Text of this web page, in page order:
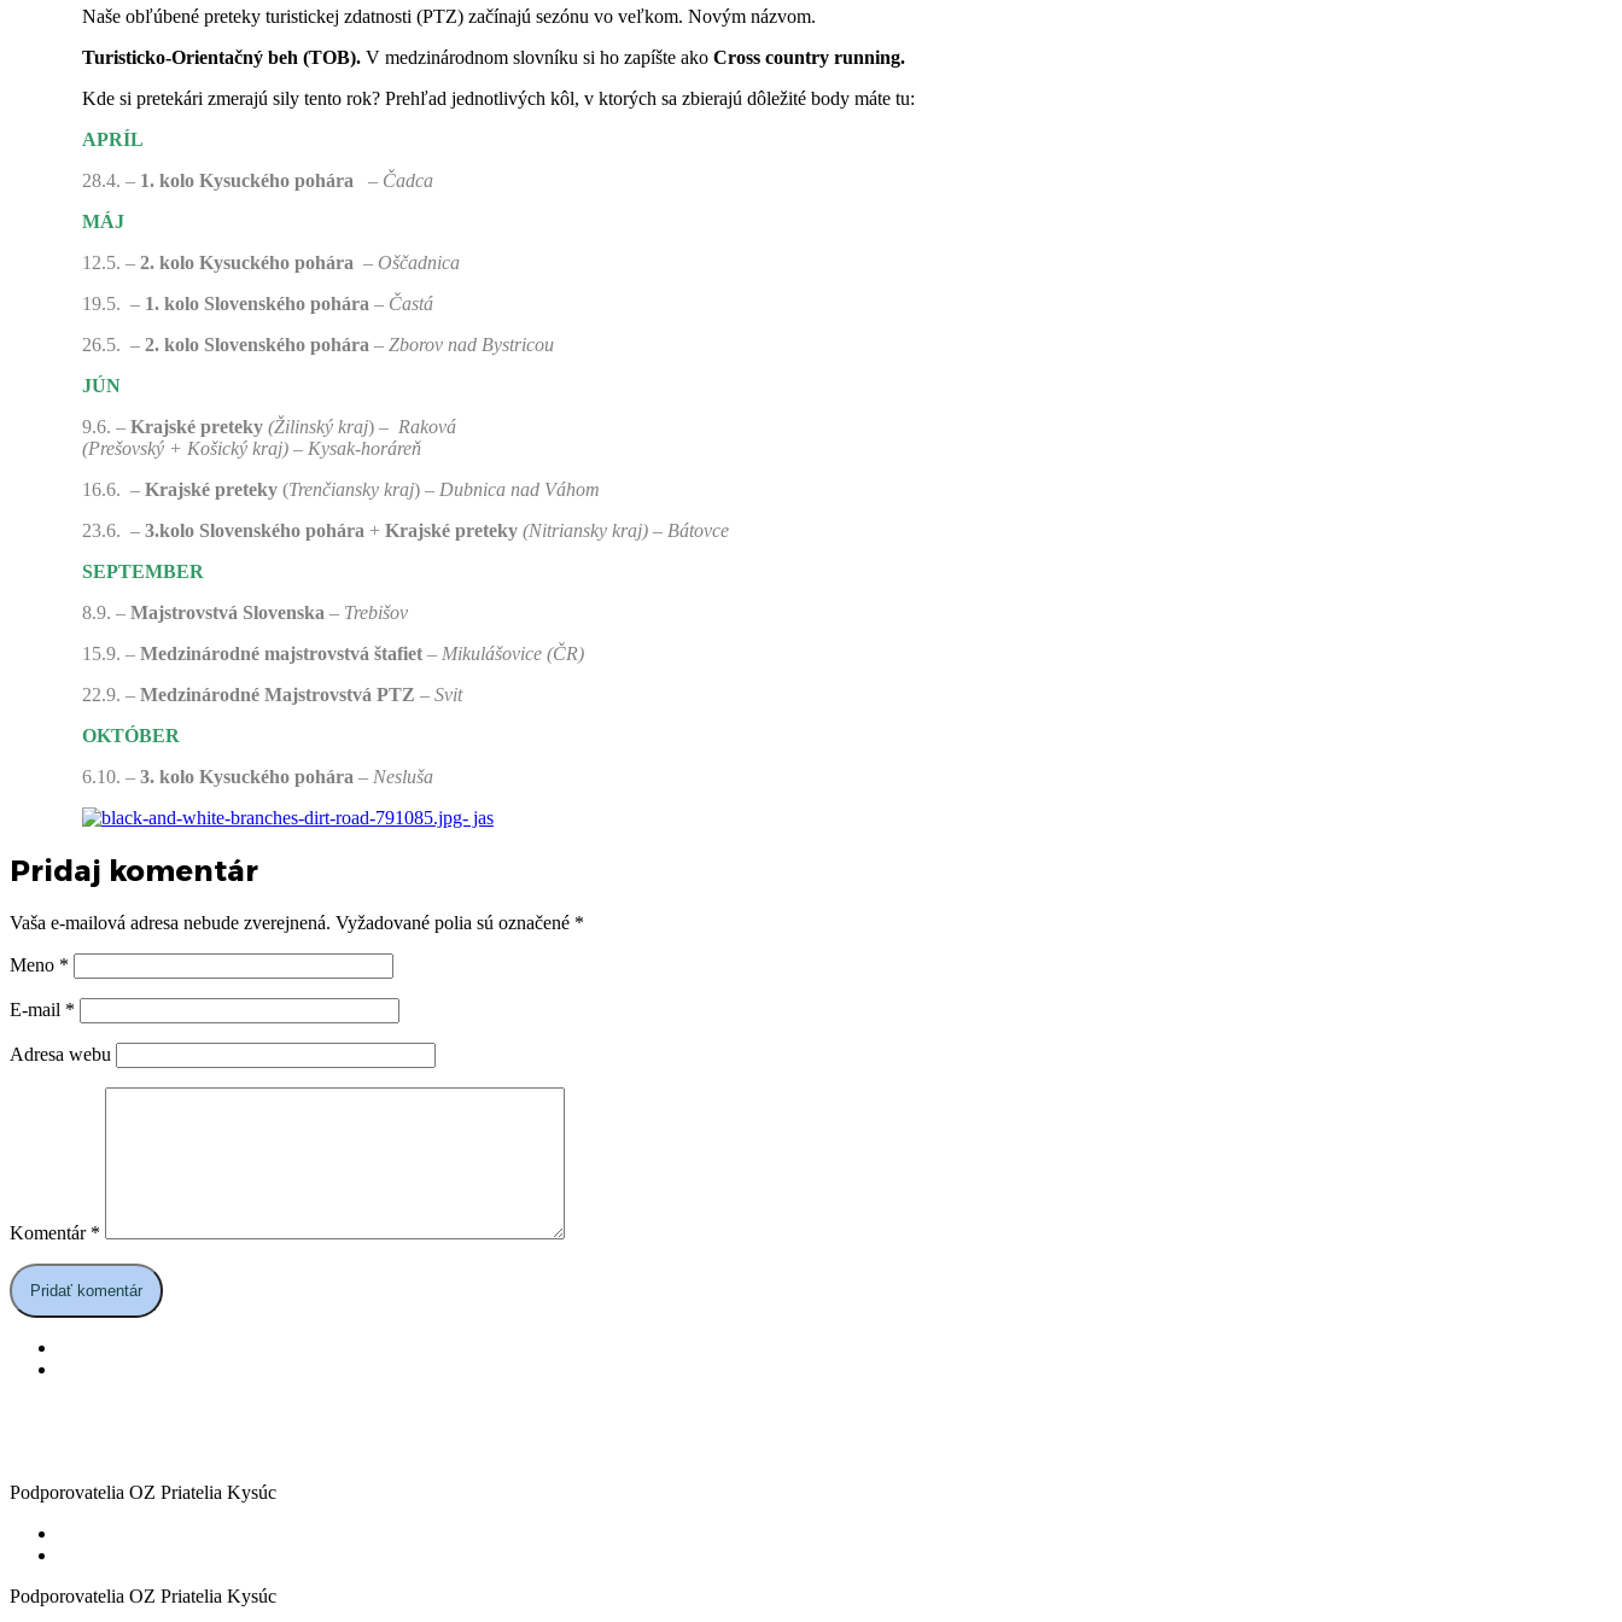
Naše obľúbené preteky turistickej zdatnosti (PTZ) začínajú sezónu vo veľkom. Novým názvom.
Turisticko-Orientačný beh (TOB). V medzinárodnom slovníku si ho zapíšte ako Cross country running.
Kde si pretekári zmerajú sily tento rok? Prehľad jednotlivých kôl, v ktorých sa zbierajú dôležité body máte tu:
APRÍL
28.4. – 1. kolo Kysuckého pohára – Čadca
MÁJ
12.5. – 2. kolo Kysuckého pohára – Oščadnica
19.5. – 1. kolo Slovenského pohára – Častá
26.5. – 2. kolo Slovenského pohára – Zborov nad Bystricou
JÚN
9.6. – Krajské preteky (Žilinský kraj) – Raková
(Prešovský + Košický kraj) – Kysak-horáreň
16.6. – Krajské preteky (Trenčiansky kraj) – Dubnica nad Váhom
23.6. – 3.kolo Slovenského pohára + Krajské preteky (Nitriansky kraj) – Bátovce
SEPTEMBER
8.9. – Majstrovstvá Slovenska – Trebišov
15.9. – Medzinárodné majstrovstvá štafiet – Mikulášovice (ČR)
22.9. – Medzinárodné Majstrovstvá PTZ – Svit
OKTÓBER
6.10. – 3. kolo Kysuckého pohára – Nesluša
Pridaj komentár
Vaša e-mailová adresa nebude zverejnená. Vyžadované polia sú označené *
Meno *
E-mail *
Adresa webu
Komentár *
Podporovatelia OZ Priatelia Kysúc
Podporovatelia OZ Priatelia Kysúc